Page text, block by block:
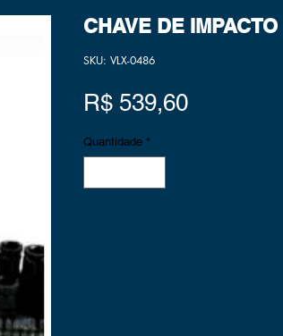
CHAVE DE IMPACTO
SKU: VLX-0486
R$ 539,60Preço
Quantidade *